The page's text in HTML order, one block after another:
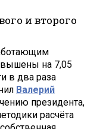
и второго
на 7,05
в два раза
Валерий
президента,
расчёта